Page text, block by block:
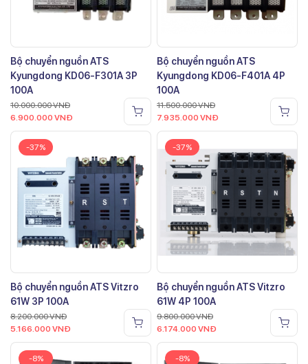
Bộ chuyển nguồn ATS
Kyungdong KD06-F301A 3P
100A
10.000.000VNĐ
6.900.000 VNĐ
Bộ chuyển nguồn ATS
Kyungdong KD06-F401A 4P
100A
11.500.000VNĐ
7.935.000 VNĐ
-37%
Bộ chuyển nguồn ATS Vitzro
61W 3P 100A
8.200.000VNĐ
5.166.000 VNĐ
-37%
Bộ chuyển nguồn ATS Vitzro
61W 4P 100A
9.800.000VNĐ
6.174.000 VNĐ
-8% -8%